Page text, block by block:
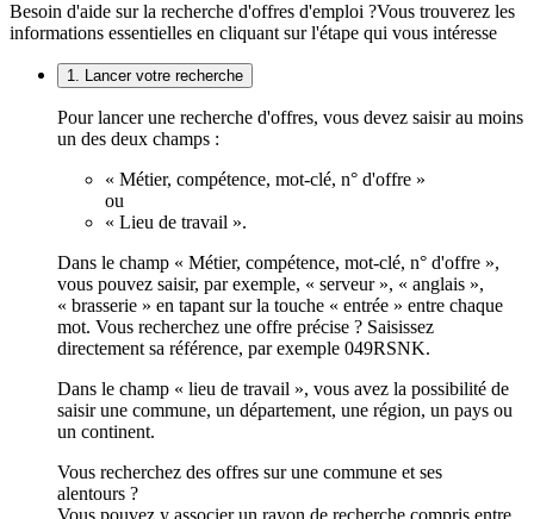
Besoin d'aide sur la recherche d'offres d'emploi ?Vous trouverez les
informations essentielles en cliquant sur l'étape qui vous intéresse
1. Lancer votre recherche
Pour lancer une recherche d'offres, vous devez saisir au moins
un des deux champs :
« Métier, compétence, mot-clé, n° d'offre »
ou
« Lieu de travail ».
Dans le champ « Métier, compétence, mot-clé, n° d'offre »,
vous pouvez saisir, par exemple, « serveur », « anglais »,
« brasserie » en tapant sur la touche « entrée » entre chaque
mot. Vous recherchez une offre précise ? Saisissez
directement sa référence, par exemple 049RSNK.
Dans le champ « lieu de travail », vous avez la possibilité de
saisir une commune, un département, une région, un pays ou
un continent.
Vous recherchez des offres sur une commune et ses
alentours ?